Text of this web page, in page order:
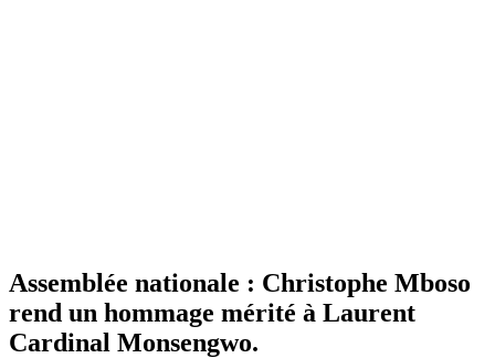
Assemblée nationale : Christophe Mboso
rend un hommage mérité à Laurent
Cardinal Monsengwo.